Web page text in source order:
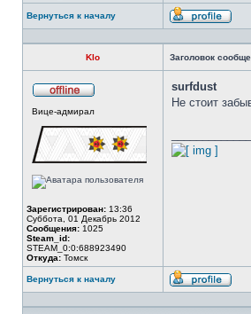
Вернуться к началу
Klo
Заголовок
Вице-адмирал
Зарегистрирован: 13:36
Суббота, 01 Декабрь 2012
Сообщения: 1025
Steam_id:
STEAM_0:0:688923490
Откуда: Томск
surfdust
Не стоит
Вернуться к началу